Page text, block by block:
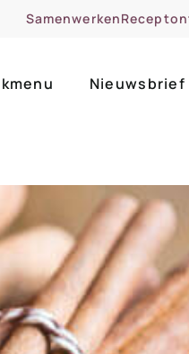
Samenwerken
zoet
Nieuwsbrief